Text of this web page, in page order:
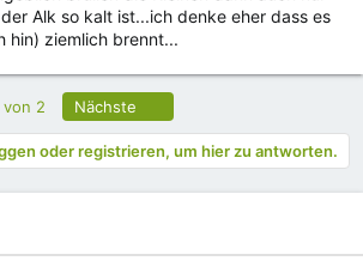
der Alk so kalt ist...ich denke eher dass es
hin) ziemlich brennt...
von 2 Nächste
oder registrieren, um hier zu antworten.